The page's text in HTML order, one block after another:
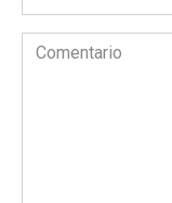
electrónico
*Comentario